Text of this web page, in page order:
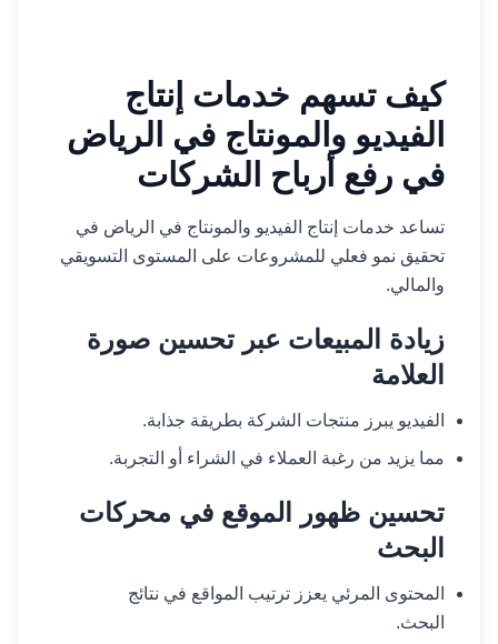
كيف تسهم خدمات إنتاج
الفيديو والمونتاج في الرياض
في رفع أرباح الشركات
تساعد خدمات إنتاج الفيديو والمونتاج في الرياض في
تحقيق نمو فعلي للمشروعات على المستوى التسويقي
والمالي.
زيادة المبيعات عبر تحسين صورة
العلامة
الفيديو يبرز منتجات الشركة بطريقة جذابة.
مما يزيد من رغبة العملاء في الشراء أو التجربة.
تحسين ظهور الموقع في محركات
البحث
المحتوى المرئي يعزز ترتيب المواقع في نتائج
البحث.